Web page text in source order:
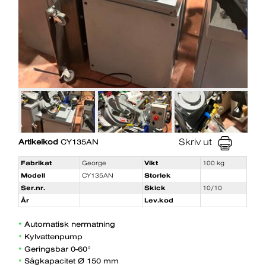
Artikelkod CY135AN Skriv ut
Fabrikat George Vikt
100 kg
Modell
CY135AN
Storlek
Ser.nr.
Skick
10/10
År
Lev.kod
*Automatisk nermatning
* Kylvattenpump
*Geringsbar 0-60°
*Sågkapacitet Ø 150 mm